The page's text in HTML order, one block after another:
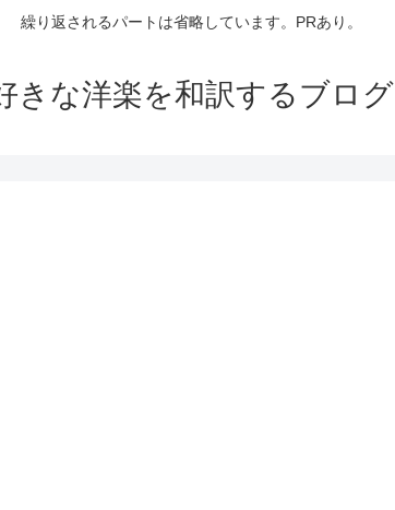
繰り返されるパートは省略しています。PRあり。
きな洋楽を和訳するブログ